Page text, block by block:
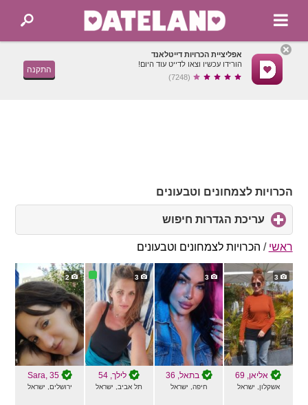
אפליציית הכרויות דייטלאנד
הורידו עכשיו וצאו לדייט עוד היום!
(7248)
התקנה
הכרויות לצמחונים וטבעונים
עריכת הגדרות חיפוש
to
expand
contents
ראשי / הכרויות לצמחונים וטבעונים
3
אליאן, 69
אשקלון, ישראל
3
בתאל, 36
חיפה, ישראל
3
לילך, 54
תל אביב, ישראל
2
Sara, 35
ירושלים, ישראל